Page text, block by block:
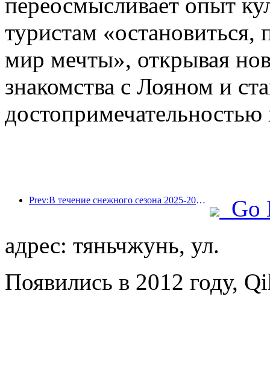
туристам «остановиться,
мир мечты», открывая
знакомства с Лояном и
достопримечательностью
Prev:В течение снежного сезона 2025-2026 годов количество туристов, прибывающих в зимние курорты провинции Цзилинь, увеличилось на 16,1% по сравнению с предыдущим годом.
Go
адрес: тяньчжунь, ул.
Появились в 2012 году,